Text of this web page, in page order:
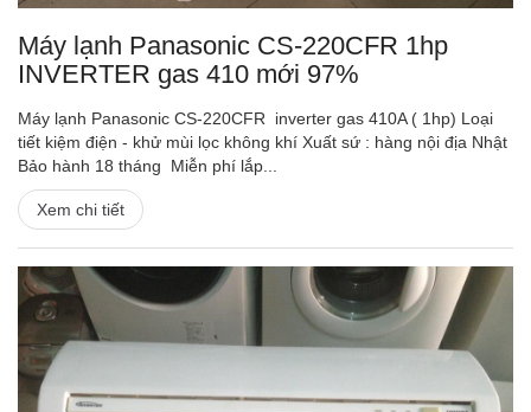
Máy lạnh Panasonic CS-220CFR 1hp
INVERTER gas 410 mới 97%
Máy lạnh Panasonic CS-220CFR inverter gas 410A ( 1hp) Loại
tiết kiệm điện - khử mùi lọc không khí Xuất sứ : hàng nội địa Nhật
Bảo hành 18 tháng Miễn phí lắp...
Xem chi tiết